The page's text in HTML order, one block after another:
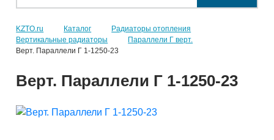
KZTO.ru Каталог
Радиаторы отопления
Вертикальные радиаторы
Параллели Г верт.
Верт. Параллели Г 1-1250-23
Верт. Параллели Г 1-1250-23